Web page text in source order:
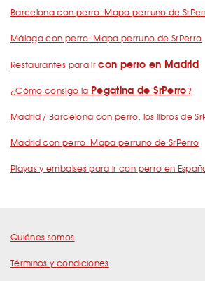
Barcelona con perro: Mapa perruno de
Málaga con perro: Mapa perruno de SrPerro
Restaurantes para ircon perro en Madrid
¿Cómo consigo la Pegatina de SrPerro?
Madrid / Barcelona con perro: los libros de
Madrid con perro: Mapa perruno de SrPerro
Playas y embalses para ir con perro en
Quiénes somos
Términos y condiciones